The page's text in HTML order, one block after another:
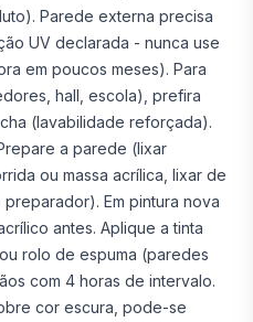
Parede externa precisa
UV declarada - nunca use
em poucos meses). Para
hall, escola), prefira
(lavabilidade reforçada).
a parede (lixar
ou massa acrílica, lixar de
Em pintura nova
antes. Aplique a tinta
rolo de espuma (paredes
com 4 horas de intervalo.
cor escura, pode-se